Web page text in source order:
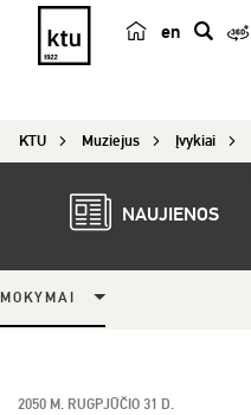
en
e
k
KTU Muziejus Įvykiai
NAUJIENOS
MOKYMAI
2050 M. RUGPJŪČIO 31 D.